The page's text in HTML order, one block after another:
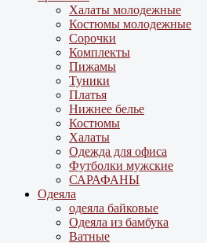
Халаты молодежные
Костюмы молодежные
Сорочки
Комплекты
Пижамы
Туники
Платья
Нижнее белье
Костюмы
Халаты
Одежда для офиса
Футболки мужские
САРАФАНЫ
Одеяла
одеяла байковые
Одеяла из бамбука
Ватные